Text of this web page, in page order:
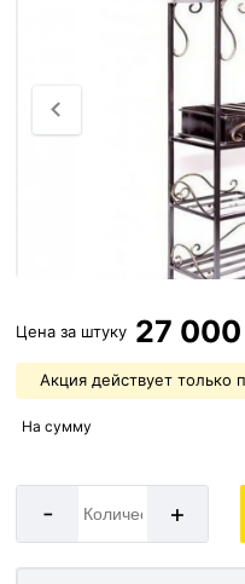
Цена за штуку 27 000
Акция действует только
На сумму
- +